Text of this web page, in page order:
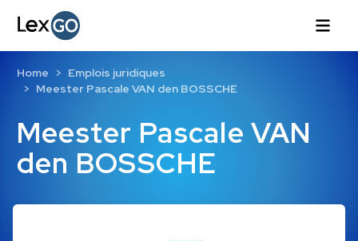
Meester Pascale VAN
den BOSSCHE
Home
Emplois juridiques
Meester Pascale VAN den BOSSCHE